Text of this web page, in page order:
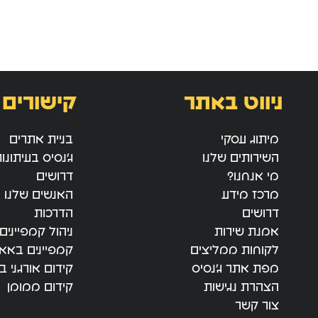
ניווט באתר
מיתוג עסקי
השירותים שלנו
מי אנחנו?
מרכז מידע
דרושים
אמנת שירות
לקוחות ממליצים
מפת אתר ג’נסיס
הצהרת נגישות
צור קשר
בניית אתרים
ג’נסיס
דרושים
האנשים שלנו
הדרכות
ניהול
קמפיינים
קידום אורגני
קידום ממומן